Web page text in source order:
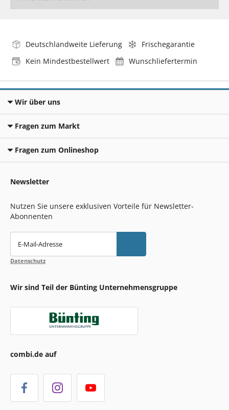
Deutschlandweite Lieferung
Frischegarantie
Kein Mindestbestellwert
Wunschliefertermin
Wir über uns
Fragen zum Markt
Fragen zum Onlineshop
Newsletter
Nutzen Sie unsere exklusiven Vorteile für Newsletter-
Abonnenten
E-Mail-Adresse
Datenschutz
Wir sind Teil der Bünting Unternehmensgruppe
combi.de auf